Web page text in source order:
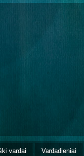
vardai Vardadieniai